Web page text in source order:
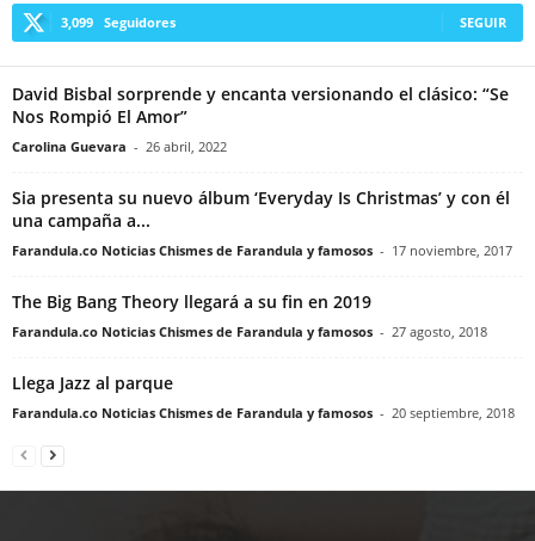
3,099 Seguidores SEGUIR
David Bisbal sorprende y encanta versionando el clásico: “Se
Nos Rompió El Amor”
Carolina Guevara - 26 abril, 2022
Sia presenta su nuevo álbum ‘Everyday Is Christmas’ y con él
una campaña a...
Farandula.co Noticias Chismes de Farandula y famosos - 17 noviembre, 2017
The Big Bang Theory llegará a su fin en 2019
Farandula.co Noticias Chismes de Farandula y famosos - 27 agosto, 2018
Llega Jazz al parque
Farandula.co Noticias Chismes de Farandula y famosos - 20 septiembre, 2018